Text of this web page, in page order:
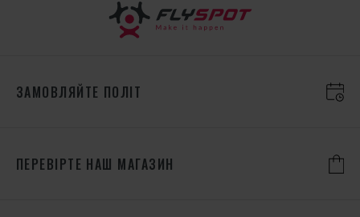
ЗАМОВЛЯЙТЕ ПОЛІТ
ПЕРЕВІРТЕ НАШ МАГАЗИН